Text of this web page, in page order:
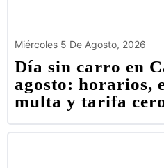
Miércoles 5 De Agosto, 2026
Día sin carro en
agosto: horarios,
multa y tarifa